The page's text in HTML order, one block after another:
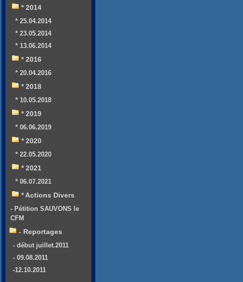
* 2014
* 25.04.2014
* 23.05.2014
* 13.06.2014
* 2016
* 20.04.2016
* 2018
* 10.05.2018
* 2019
* 06.06.2019
* 2020
* 22.05.2020
* 2021
* 06.07.2021
* Actions Divers
- Pétition SAUVONS le
CFM
- Reportages
- début juillet.2011
- 09.08.2011
-12.10.2011